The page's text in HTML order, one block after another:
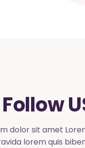
Follow
dolor sit amet
lorem quis